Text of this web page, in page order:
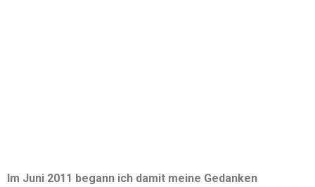
Im Juni 2011 begann ich damit meine Gedanken